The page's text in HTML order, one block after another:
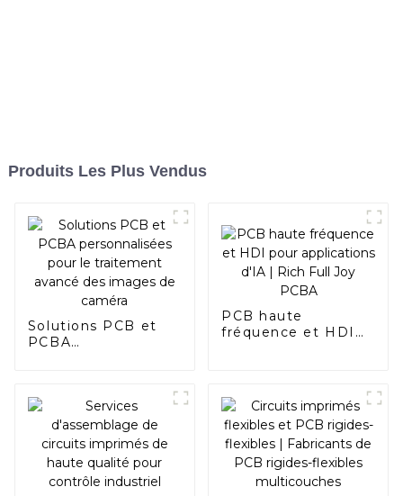
Produits Les Plus Vendus
Solutions PCB et
PCBA
de caméra
PCB haute
fréquence et HDI